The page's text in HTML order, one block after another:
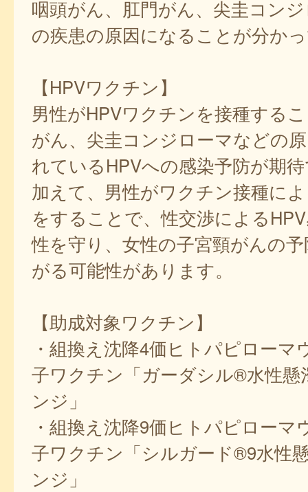
咽頭がん、肛門がん、尖圭コン
の疾患の原因になることが分か
【HPVワクチン】
男性がHPVワクチンを接種する
がん、尖圭コンジローマなどの
れているHPVへの感染予防が期
加えて、男性がワクチン接種に
をすることで、性交渉による
性を守り、女性の子宮頸がんの
がる可能性があります。
【助成対象ワクチン】
・組換え沈降4価ヒトパピローマ
子ワクチン「ガーダシル®水性懸
ンジ」
・組換え沈降9価ヒトパピローマ
子ワクチン「シルガード®9水性
ンジ」